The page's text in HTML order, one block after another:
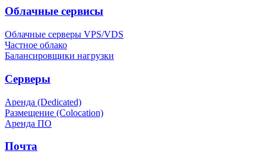
Облачные сервисы
Облачные серверы VPS/VDS
Частное облако
Балансировщики нагрузки
Серверы
Аренда (Dedicated)
Размещение (Colocation)
Аренда ПО
Почта